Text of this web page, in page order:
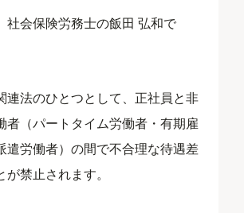
社会保険労務士の飯田 弘和で
連法のひとつとして、正社員と非
者（パートタイム労働者・有期雇
遣労働者）の間で不合理な待遇差
禁止されます。